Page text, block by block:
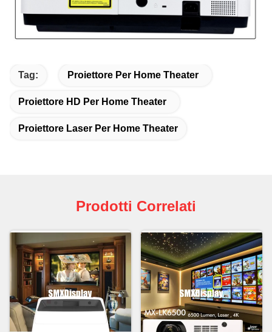
Tag: Proiettore Per Home Theater
Proiettore HD Per Home Theater
Proiettore Laser Per Home Theater
Prodotti Correlati